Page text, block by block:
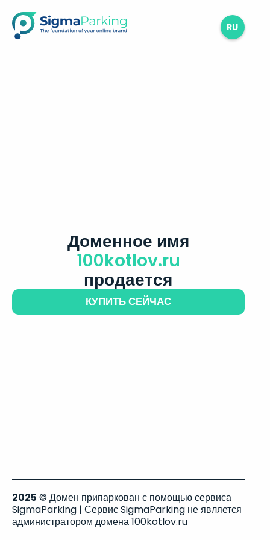
RU
Доменное имя
100kotlov.ru
продается
КУПИТЬ СЕЙЧАС
2025 © Домен припаркован с помощью сервиса
SigmaParking | Сервис SigmaParking не является
администратором домена 100kotlov.ru